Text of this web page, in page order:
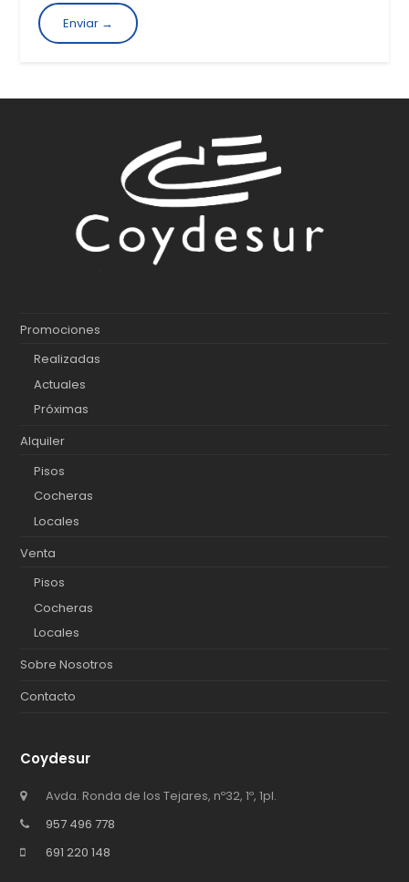
Promociones
Realizadas
Actuales
Próximas
Alquiler
Pisos
Cocheras
Locales
Venta
Pisos
Cocheras
Locales
Sobre Nosotros
Contacto
Coydesur
Avda. Ronda de los Tejares, nº32, 1º, 1pl.
957 496 778
691 220 148